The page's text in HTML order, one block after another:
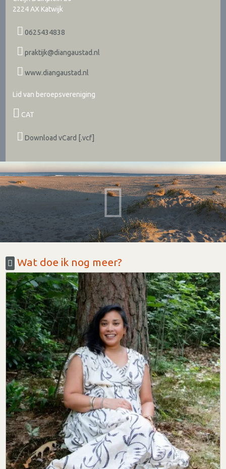
2224 AX Katwijk
0625434838
praktijk@diangaustad.nl
www.diangaustad.nl
Lid van beroepsvereniging
CAT
Download vCard [.vcf]
Wat doe ik nog meer?